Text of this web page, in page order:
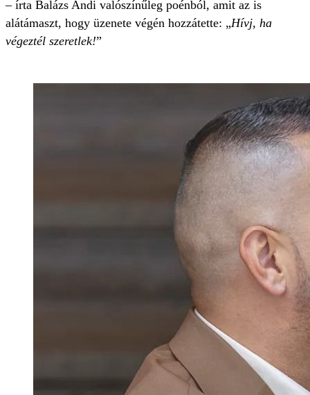
– írta Balázs Andi valószínűleg poénból, amit az is
alátámaszt, hogy üzenete végén hozzátette: „Hívj, ha
végeztél szeretlek!”